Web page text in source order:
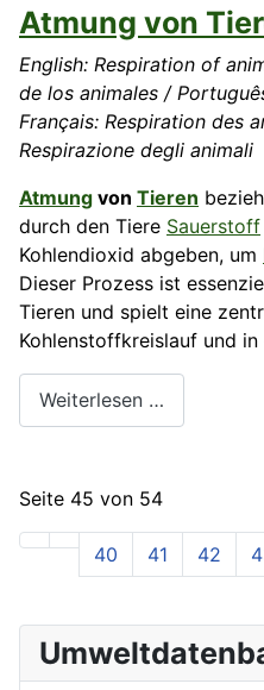
Atmung von
English: Respiration of
de los animales /
Français: Respiration des
Respirazione degli animali
Atmung von Tieren
durch den Tiere Sauerstoff
Kohlendioxid abgeben, um
Dieser Prozess ist
Tieren und spielt eine
Kohlenstoffkreislauf und
Weiterlesen …
Seite 45 von 54
40 41 42